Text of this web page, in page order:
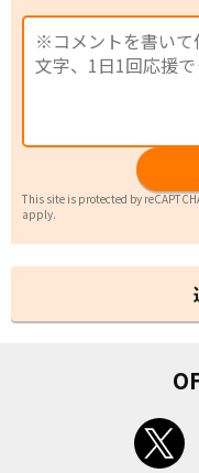
This site is protected by
apply.